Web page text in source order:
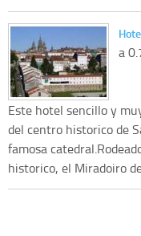
a
Este hotel sencillo y
del centro historico de
famosa
historico, el Miradoiro